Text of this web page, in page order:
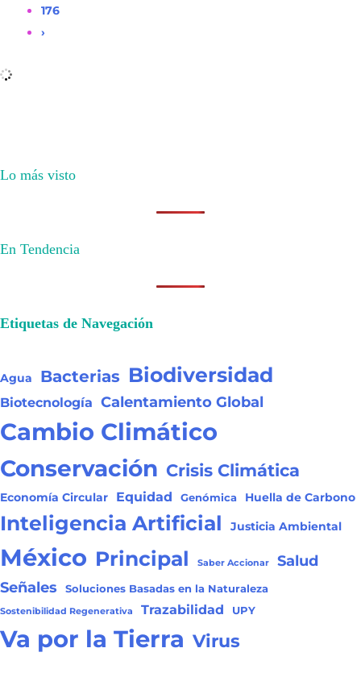
176
›
Lo más visto
En Tendencia
Etiquetas de Navegación
Agua Bacterias Biodiversidad
Biotecnología Calentamiento Global
Cambio Climático
Conservación Crisis Climática
Economía Circular Equidad Genómica Huella de Carbono
Inteligencia Artificial Justicia Ambiental
México Principal Saber Accionar Salud
Señales Soluciones Basadas en la Naturaleza
Sostenibilidad Regenerativa Trazabilidad UPY
Va por la Tierra Virus